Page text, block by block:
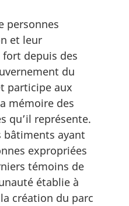
personnes
et leur
depuis des
du
participe aux
mémoire des
qu’il représente.
bâtiments ayant
expropriées
témoins de
établie à
création du parc